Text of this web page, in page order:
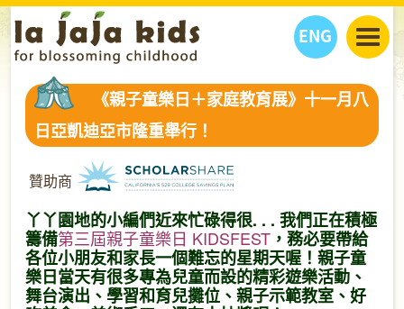
ENG
丫丫看天下
教學活動
丫丫活動
健康生活館
我們的故事
聯絡
丫丫夥伴 + 友情連接
購物
《親子童樂日＋家庭教育展》十一月八
日亞凱迪亞市隆重舉行！
贊助商
丫丫園地的小編們近來忙碌得很. . . 我們正在積極
籌備第三屆親子童樂日 KIDSFEST ，務必要帶給
各位小朋友和家長一個難忘的星期天喔！親子童
樂日當天有很多專為兒童而設的精彩遊樂活動、
舞台演出、學習和育兒攤位、親子示範教室、好